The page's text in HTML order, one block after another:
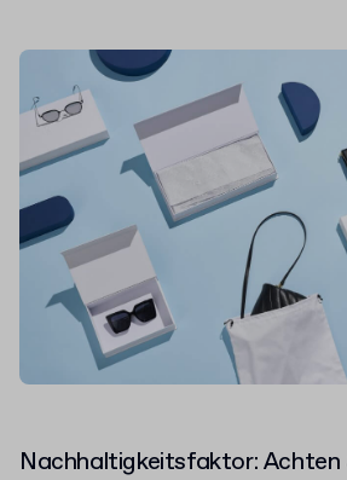
Nachhaltigkeitsfaktor: Achten